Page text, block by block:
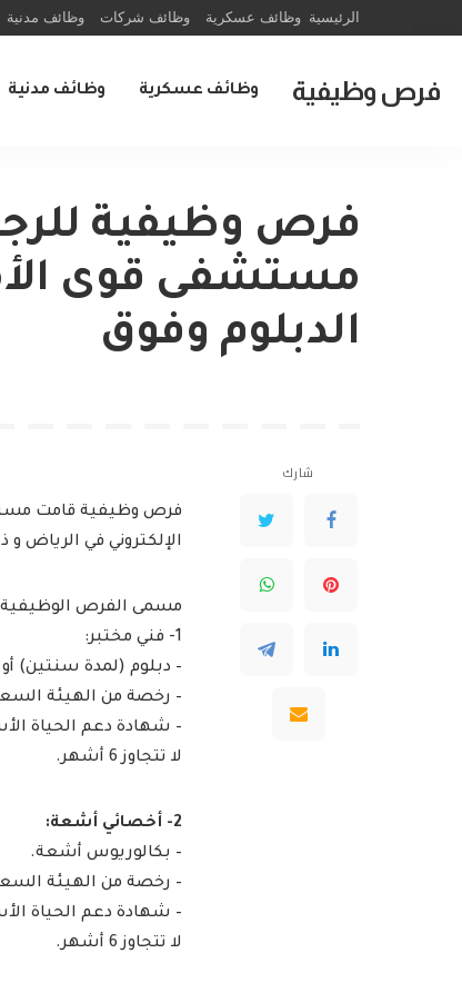
الرئيسية وظائف عسكرية وظائف شركات وظائف مدنية
فرص وظيفية وظائف عسكرية وظائف مدنية
فرص وظيفية
مستشفى قوى
الدبلوم وفوق
شارك
فرص وظيفية قامت
الإلكتروني في
مسمى الفرص الوظيفية
1- فني مختبر:
– دبلوم (لمدة سنتين)
– رخصة من الهيئة
لا تتجاوز 6 أشهر.
2- أخصائي أشعة:
– بكالوريوس أشعة.
– رخصة من الهيئة
لا تتجاوز 6 أشهر.